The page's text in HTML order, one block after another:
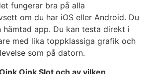
fungerar bra på alla
om du har iOS eller Android. Du
hämtad app. Du kan testa direkt i
med lika toppklassiga grafik och
som på datorn.
Oink Slot och av vilken